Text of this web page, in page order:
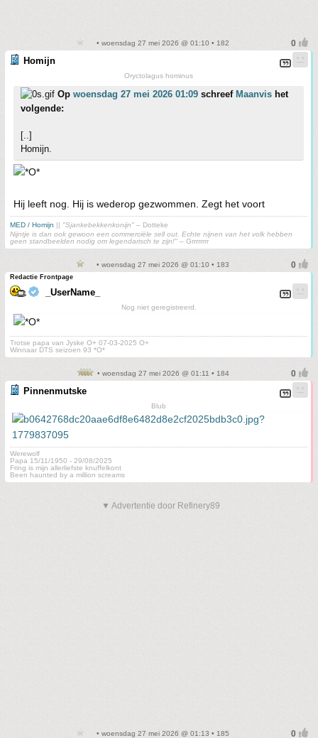
• woensdag 27 mei 2026 @ 01:10 • 182
Homijn
Oryctolagus hominus
Op woensdag 27 mei 2026 01:09 schreef Maanvis het
volgende:
[..]
Homijn.
Hij leeft nog. Hij is wederop gezwommen. Zegt het voort
MED / Homijn || "Sjankebekkenkonijn" – Dotteke
Nijntje is dan ook gewoon een commerciële sell out. Echte nijnen van het volk hebben
geen standbeelden nodig om legendarisch te zijn!" – Grrrrrrrr
• woensdag 27 mei 2026 @ 01:10 • 183
Redactie Frontpage
_UserName_
Nog niet geregistreerd.
Trotse papa van Jyske O+ 07-03-2025 O+
Winnaar DTS seizoen 93 *O*
• woensdag 27 mei 2026 @ 01:11 • 184
Pinnenmutske
Blub
Werewolf
Papa 15/11/1950 - 29/08/2025
Fring is mijn allerliefste knuffelkont
Been haunted by a million screams
▼ Advertentie door Refinery89
• woensdag 27 mei 2026 @ 01:13 • 185